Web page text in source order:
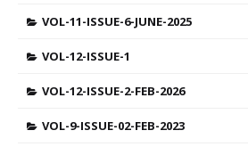
VOL-11-ISSUE-6-JUNE-2025
VOL-12-ISSUE-1
VOL-12-ISSUE-2-FEB-2026
VOL-9-ISSUE-02-FEB-2023